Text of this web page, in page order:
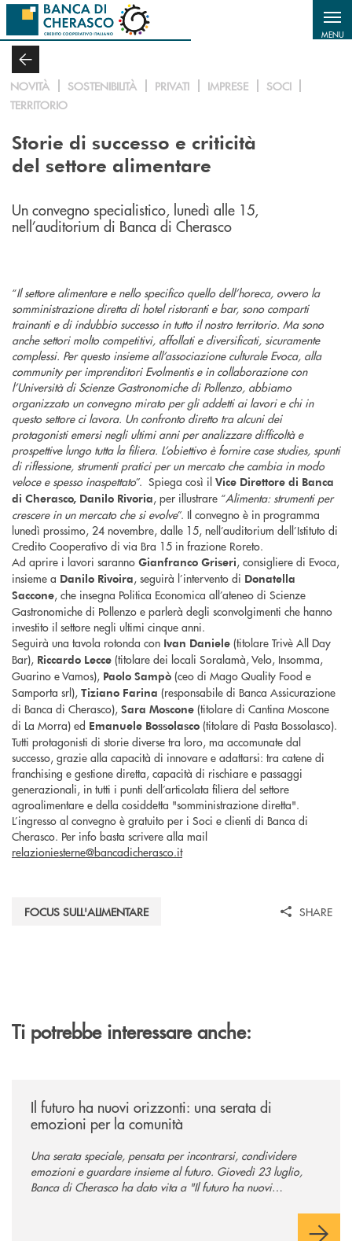
Salta al contenuto principale
MENU
NOVITÀ SOSTENIBILITÀ PRIVATI IMPRESE
SOCI
TERRITORIO
Storie di successo e criticità
del settore alimentare
Un convegno specialistico, lunedì alle 15,
nell’auditorium di Banca di Cherasco
“Il settore alimentare e nello specifico quello dell’horeca, ovvero la
somministrazione diretta di hotel ristoranti e bar, sono comparti
trainanti e di indubbio successo in tutto il nostro territorio. Ma sono
anche settori molto competitivi, affollati e diversificati, sicuramente
complessi. Per questo insieme all’associazione culturale Evoca, alla
community per imprenditori Evolmentis e in collaborazione con
l’Università di Scienze Gastronomiche di Pollenzo, abbiamo
organizzato un convegno mirato per gli addetti ai lavori e chi in
questo settore ci lavora. Un confronto diretto tra alcuni dei
protagonisti emersi negli ultimi anni per analizzare difficoltà e
prospettive lungo tutta la filiera. L’obiettivo è fornire case studies, spunti
di riflessione, strumenti pratici per un mercato che cambia in modo
veloce e spesso inaspettato”. Spiega così il Vice Direttore di Banca
di Cherasco, Danilo Rivoria, per illustrare “Alimenta: strumenti per
crescere in un mercato che si evolve”. Il convegno è in programma
lunedì prossimo, 24 novembre, dalle 15, nell’auditorium dell’Istituto di
Credito Cooperativo di via Bra 15 in frazione Roreto.
Ad aprire i lavori saranno Gianfranco Griseri, consigliere di Evoca,
insieme a Danilo Rivoira, seguirà l’intervento di Donatella
Saccone, che insegna Politica Economica all’ateneo di Scienze
Gastronomiche di Pollenzo e parlerà degli sconvolgimenti che hanno
investito il settore negli ultimi cinque anni.
Seguirà una tavola rotonda con Ivan Daniele (titolare Trivè All Day
Bar), Riccardo Lecce (titolare dei locali Soralamà, Velo, Insomma,
Guarino e Vamos), Paolo Sampò (ceo di Mago Quality Food e
Samporta srl), Tiziano Farina (responsabile di Banca Assicurazione
di Banca di Cherasco), Sara Moscone (titolare di Cantina Moscone
di La Morra) ed Emanuele Bossolasco (titolare di Pasta Bossolasco).
Tutti protagonisti di storie diverse tra loro, ma accomunate dal
successo, grazie alla capacità di innovare e adattarsi: tra catene di
franchising e gestione diretta, capacità di rischiare e passaggi
generazionali, in tutti i punti dell’articolata filiera del settore
agroalimentare e della cosiddetta "somministrazione diretta".
L’ingresso al convegno è gratuito per i Soci e clienti di Banca di
Cherasco. Per info basta scrivere alla mail
relazioniesterne@bancadicherasco.it
FOCUS SULL'ALIMENTARE SHARE
Ti potrebbe interessare anche:
Il futuro ha nuovi orizzonti: una serata di
emozioni per la comunità
Una serata speciale, pensata per incontrarsi, condividere
emozioni e guardare insieme al futuro. Giovedì 23 luglio,
Banca di Cherasco ha dato vita a "Il futuro ha nuovi